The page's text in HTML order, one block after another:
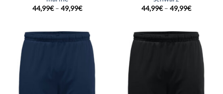
44,99€– 49,99€
44,99€– 49,99€